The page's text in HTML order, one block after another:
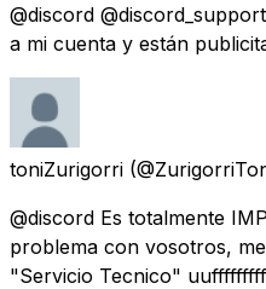
@discord
a mi cuenta y están
toniZurigorri
@discord Es totalmente
problema con vosotros,
"Servicio Tecnico"